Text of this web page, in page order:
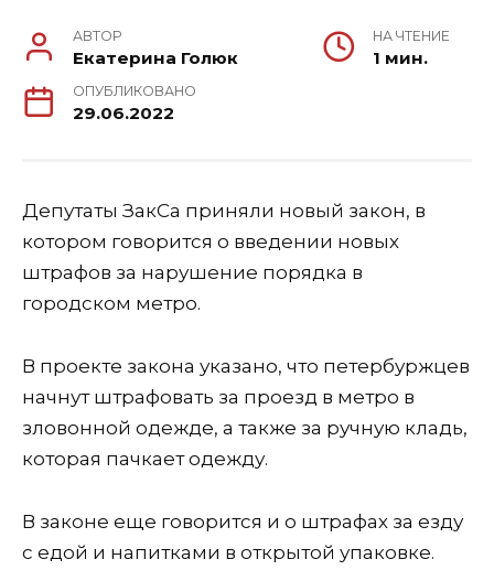
АВТОР
Екатерина Голюк
НА ЧТЕНИЕ
1 мин.
ОПУБЛИКОВАНО
29.06.2022
Депутаты ЗакСа приняли новый закон, в
котором говорится о введении новых
штрафов за нарушение порядка в
городском метро.
В проекте закона указано, что петербуржцев
начнут штрафовать за проезд в метро в
зловонной одежде, а также за ручную кладь,
которая пачкает одежду.
В законе еще говорится и о штрафах за езду
с едой и напитками в открытой упаковке.